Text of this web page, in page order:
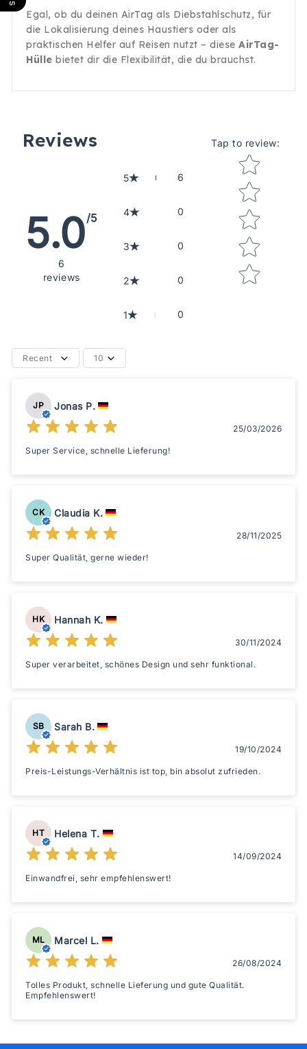
Egal, ob du deinen AirTag als Diebstahlschutz, für
die Lokalisierung deines Haustiers oder als
praktischen Helfer auf Reisen nutzt – diese AirTag-
Hülle bietet dir die Flexibilität, die du brauchst.
Reviews
5.0/5
6
reviews
5 6
4 0
3 0
2 0
1 0
Tap to review:
Star rating
Recent 10
JP Jonas P.
25/03/2026
Super Service, schnelle Lieferung!
CK Claudia K.
28/11/2025
Super Qualität, gerne wieder!
HK Hannah K.
30/11/2024
Super verarbeitet, schönes Design und sehr funktional.
SB Sarah B.
19/10/2024
Preis-Leistungs-Verhältnis ist top, bin absolut zufrieden.
HT Helena T.
14/09/2024
Einwandfrei, sehr empfehlenswert!
ML Marcel L.
26/08/2024
Tolles Produkt, schnelle Lieferung und gute Qualität.
Empfehlenswert!